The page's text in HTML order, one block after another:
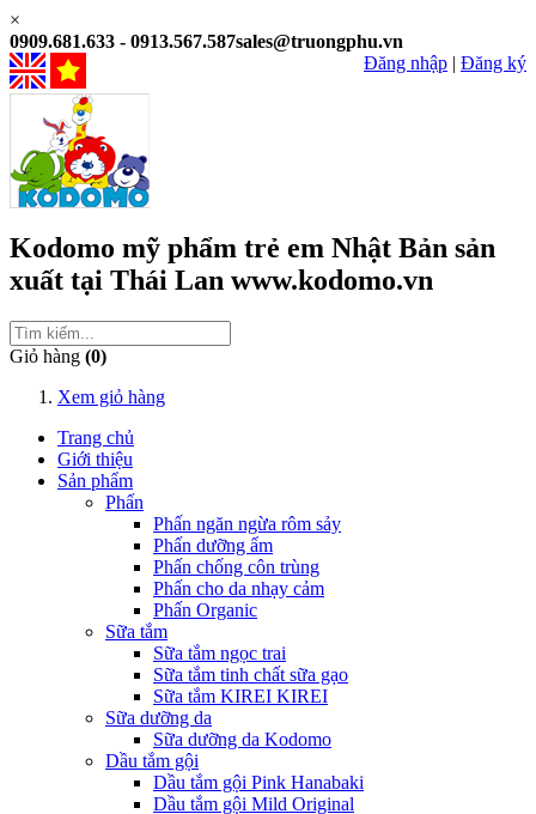
×
0909.681.633 - 0913.567.587sales@truongphu.vn
Đăng nhập | Đăng ký
Kodomo mỹ phẩm trẻ em Nhật Bản sản
xuất tại Thái Lan www.kodomo.vn
Giỏ hàng (0)
Xem giỏ hàng
Trang chủ
Giới thiệu
Sản phẩm
Phấn
Phấn ngăn ngừa rôm sảy
Phấn dưỡng ẩm
Phấn chống côn trùng
Phấn cho da nhạy cảm
Phấn Organic
Sữa tắm
Sữa tắm ngọc trai
Sữa tắm tinh chất sữa gạo
Sữa tắm KIREI KIREI
Sữa dưỡng da
Sữa dưỡng da Kodomo
Dầu tắm gội
Dầu tắm gội Pink Hanabaki
Dầu tắm gội Mild Original